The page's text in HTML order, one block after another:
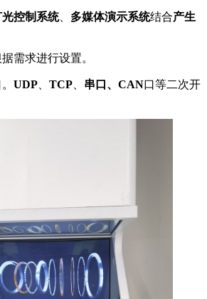
控制系统、 多媒体演示系统结合产生
需求进行设置。
UDP TCP 串口、CAN口等二次开